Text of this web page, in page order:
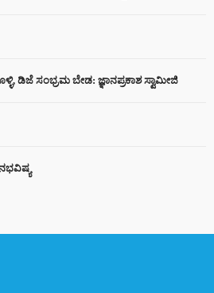
ಡಿಜೆ ಸಂಭ್ರಮ ಬೇಡ: ಜ್ಞಾನಪ್ರಕಾಶ ಸ್ವಾಮೀಜಿ